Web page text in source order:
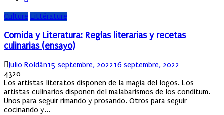
Culture Littérature
Comida y Literatura: Reglas literarias y recetas
culinarias (ensayo)
Author
Julio RoldánPosted
15 septembre, 202216 septembre, 2022
4320
Los artistas literatos disponen de la magia del logos. Los
artistas culinarios disponen del malabarismos de los conditum.
Unos para seguir rimando y prosando. Otros para seguir
cocinando y...